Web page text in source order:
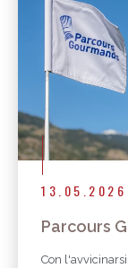
13.05.2026
Parcours
Con